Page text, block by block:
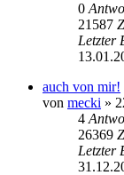
0
21587
Letzter
auch von mir!
von mecki »
4
26369
Letzter